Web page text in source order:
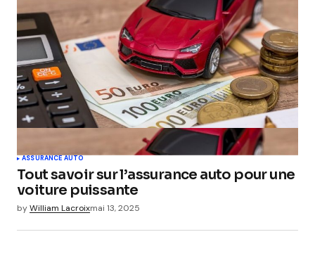
ASSURANCE AUTO
Tout savoir sur l’assurance auto pour une
voiture puissante
byWilliam Lacroixmai 13, 2025